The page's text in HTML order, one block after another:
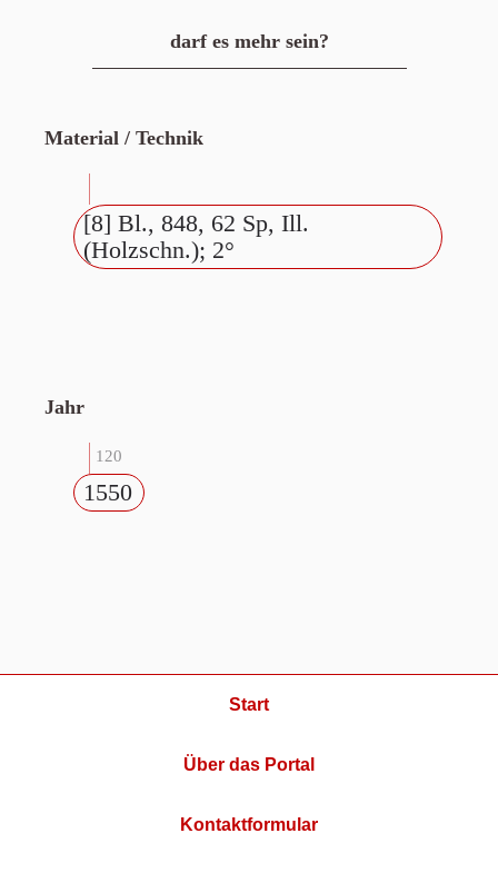
darf es mehr sein?
Material / Technik
[8] Bl., 848, 62 Sp, Ill.
(Holzschn.); 2°
Jahr
120
1550
Start
Über das Portal
Kontaktformular